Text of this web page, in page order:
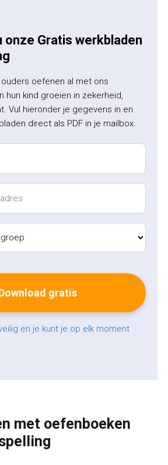
onze Gratis werkbladen
ouders oefenen al met ons
hun kind groeien in zekerheid,
Vul hieronder je gegevens in en
direct als PDF in je mailbox.
en je kunt je op elk moment
met oefenboeken